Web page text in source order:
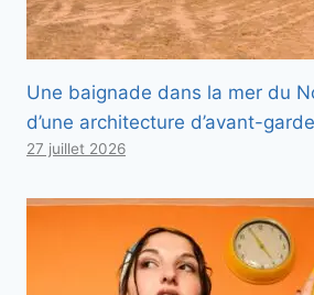
Une baignade dans la mer du
d’une architecture d’avant-garde
27 juillet 2026